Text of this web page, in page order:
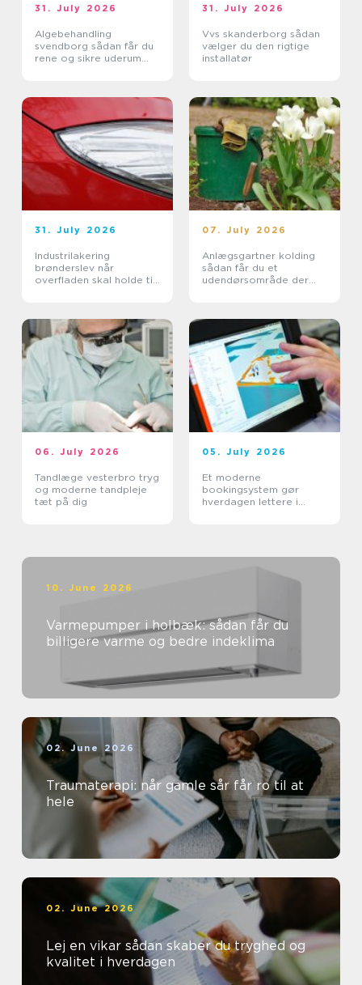
31. July 2026
Algebehandling
svendborg sådan får du
rene og sikre uderum
31. July 2026
Vvs skanderborg sådan
vælger du den rigtige
installatør
31. July 2026
Industrilakering
brønderslev når
overfladen skal holde til
07. July 2026
Anlægsgartner kolding
sådan får du et
udendørsområde der
06. July 2026
Tandlæge vesterbro tryg
og moderne tandpleje
tæt på dig
05. July 2026
Et moderne
bookingsystem gør
hverdagen lettere i
10. June 2026
Varmepumper i holbæk: sådan får du
billigere varme og bedre indeklima
02. June 2026
Traumaterapi: når gamle sår får ro til at
hele
02. June 2026
Lej en vikar sådan skaber du tryghed og
kvalitet i hverdagen